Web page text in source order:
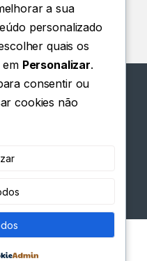
Ligue
088
a sua
personalizado
quais os
Personalizar.
consentir ou
cookies não